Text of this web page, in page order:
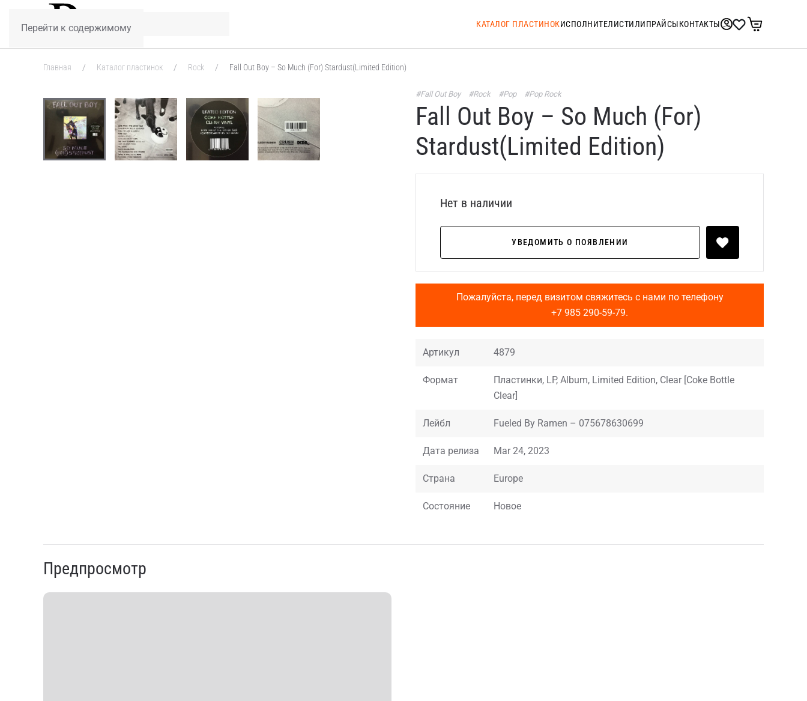
Перейти к содержимому КАТАЛОГ ПЛАСТИНОКИСПОЛНИТЕЛИСТИЛИПРАЙСЫКОНТАКТЫ
Главная Каталог пластинок Rock Fall Out Boy – So Much (For) Stardust(Limited Edition)
#Fall Out Boy #Rock #Pop #Pop Rock
Fall Out Boy – So Much (For)
Stardust(Limited Edition)
Нет в наличии
УВЕДОМИТЬ О ПОЯВЛЕНИИ
Пожалуйста, перед визитом свяжитесь с нами по телефону
+7 985 290-59-79.
Артикул 4879
Формат
Пластинки, LP, Album, Limited Edition, Clear [Coke Bottle
Clear]
Лейбл Fueled By Ramen – 075678630699
Дата релиза Mar 24, 2023
Страна Europe
Состояние Новое
Предпросмотр